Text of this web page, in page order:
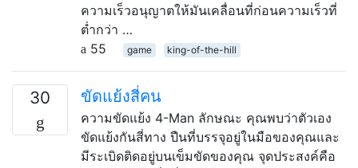
ความเร็วอนุญาตให้มันเคลื่อนที่ก่อนความเร็วที่
ต่ำกว่า …
55
game king-of-the-hill
30 ขัดแย้งสี่คน
ความขัดแย้ง 4-Man ลักษณะ คุณพบว่าตัวเอง
ขัดแย้งกันสี่ทาง ปืนที่บรรจุอยู่ในมือของคุณและ
มีระเบิดติดอยู่บนเข็มขัดของคุณ จุดประสงค์คือ